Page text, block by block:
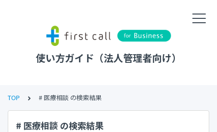
使い方ガイド（法人管理者向け）
TOP # 医療相談 の検索結果
# 医療相談 の検索結果